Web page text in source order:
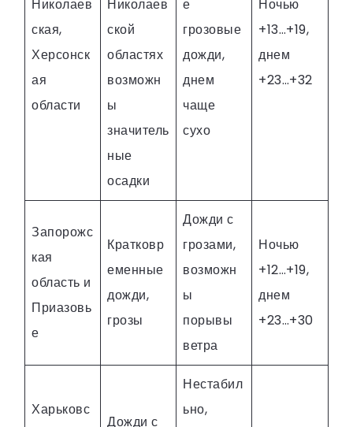
Николаев
ская,
Херсонск
ая
области
Николаев
ской
областях
возможн
ы
значитель
ные
осадки
е
грозовые
дожди,
днем
чаще
сухо
Ночью
+13…+19,
днем
+23…+32
Запорожс
кая
область и
Приазовь
е
Кратковр
еменные
дожди,
грозы
Дожди с
грозами,
возможн
ы
порывы
ветра
Ночью
+12…+19,
днем
+23…+30
Харьковс
Дожди с
Нестабил
ьно,